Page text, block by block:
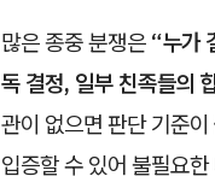
많은 종중 분쟁은 “누가
독 결정, 일부 친족들의
관이 없으면 판단 기준이
입증할 수 있어 불필요